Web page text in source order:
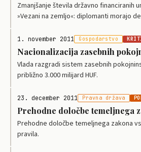
Zmanjšanje števila državno financiranih
»Vezani na zemljo«: diplomanti morajo
1. november 2011 Gospodarstvo
Nacionalizacija zasebnih
Vlada razgradi sistem zasebnih
približno 3.000 milijard HUF.
23. december 2011 Pravna država
Prehodne določbe temeljnega
Prehodne določbe temeljnega zakona
pravila.